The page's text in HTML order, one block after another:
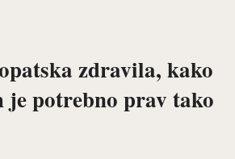
zdravila, kako
potrebno prav tako